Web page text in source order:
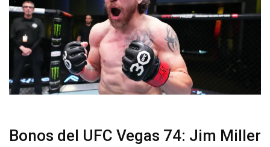
Bonos del UFC Vegas 74: Jim Miller